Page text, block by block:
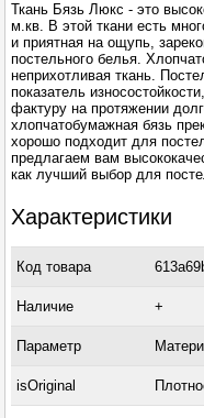
Ткань Бязь Люкс - это
м.кв. В этой ткани есть
и приятная на ощупь,
постельного белья.
неприхотливая ткань.
показатель
фактуру на протяжении
хлопчатобумажная бязь
хорошо подходит для
предлагаем вам
как лучший выбор для
Характеристики
Код товара
Наличие +
Параметр
isOriginal